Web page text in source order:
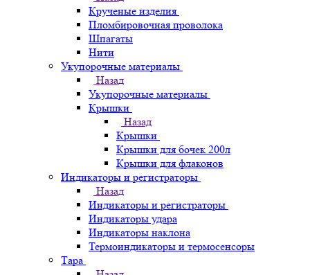
Крученые изделия
Пломбировочная проволока
Шпагаты
Нити
Укупорочные материалы
Назад
Укупорочные материалы
Крышки
Назад
Крышки
Крышки для бочек 200л
Крышки для флаконов
Индикаторы и регистраторы
Назад
Индикаторы и регистраторы
Индикаторы удара
Индикаторы наклона
Термоиндикаторы и термосенсоры
Тара